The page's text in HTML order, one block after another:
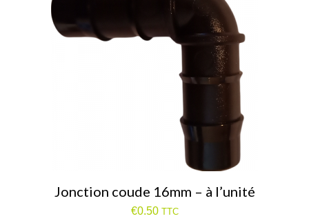
Jonction coude 16mm – à l’unité
€0.50 TTC